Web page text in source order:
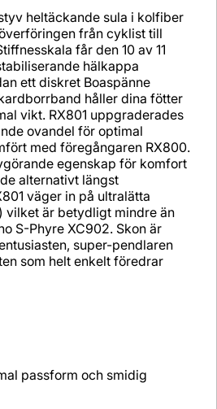
heltäckande sula i kolfiber
från cyklist till
får den 10 av 11
hälkappa
ett diskret Boaspänne
håller dina fötter
vikt. RX801 uppgraderades
ovandel för optimal
med föregångaren RX800.
egenskap för komfort
alternativt längst
väger in på ultralätta
vilket är betydligt mindre än
S-Phyre XC902. Skon är
super-pendlaren
som helt enkelt föredrar
passform och smidig